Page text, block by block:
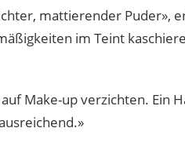
mattierender Puder»,
im Teint
Make-up verzichten. Ein